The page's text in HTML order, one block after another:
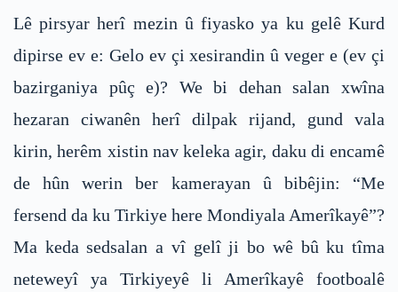
Lê pirsyar herî mezin û fiyasko ya ku gelê Kurd
dipirse ev e: Gelo ev çi xesirandin û veger e (ev çi
bazirganiya pûç e)? We bi dehan salan xwîna
hezaran ciwanên herî dilpak rijand, gund vala
kirin, herêm xistin nav keleka agir, daku di encamê
de hûn werin ber kamerayan û bibêjin: “Me
fersend da ku Tirkiye here Mondiyala Amerîkayê”?
Ma keda sedsalan a vî gelî ji bo wê bû ku tîma
neteweyî ya Tirkiyeyê li Amerîkayê footboalê